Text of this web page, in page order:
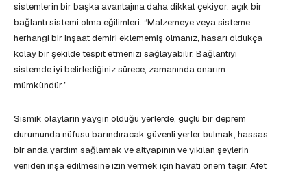
sistemlerin bir başka avantajına daha dikkat çekiyor: açık bir
bağlantı sistemi olma eğilimleri. “Malzemeye veya sisteme
herhangi bir inşaat demiri eklememiş olmanız, hasarı oldukça
kolay bir şekilde tespit etmenizi sağlayabilir. Bağlantıyı
sistemde iyi belirlediğiniz sürece, zamanında onarım
mümkündür.”
Sismik olayların yaygın olduğu yerlerde, güçlü bir deprem
durumunda nüfusu barındıracak güvenli yerler bulmak, hassas
bir anda yardım sağlamak ve altyapının ve yıkılan şeylerin
yeniden inşa edilmesine izin vermek için hayati önem taşır. Afet